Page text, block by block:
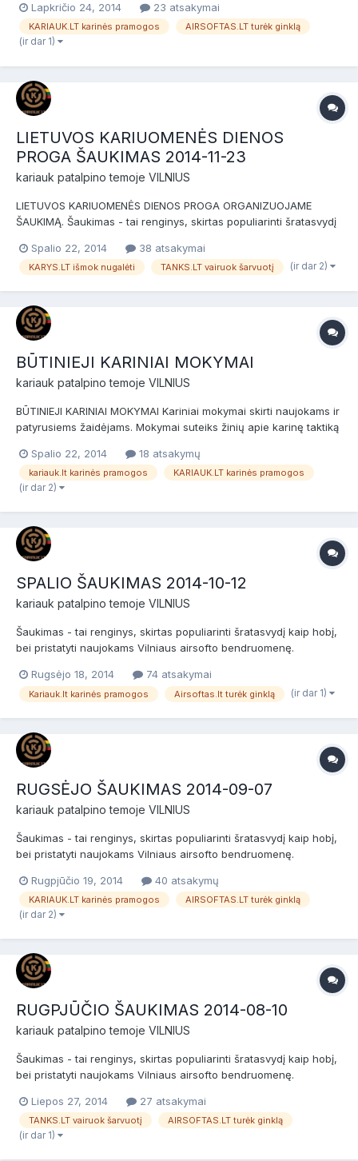
(nuomininkams) ir patyrusiems žaidėjams bei airsofto
komandoms. Prieš žaidimą bus NEMOKAMI dviejų valandų b...
Lapkričio 24, 2014 23 atsakymai
KARIAUK.LT karinės pramogos AIRSOFTAS.LT turėk ginklą
(ir dar 1)
LIETUVOS KARIUOMENĖS DIENOS
PROGA ŠAUKIMAS 2014-11-23
kariauk patalpino temoje VILNIUS
LIETUVOS KARIUOMENĖS DIENOS PROGA ORGANIZUOJAME
ŠAUKIMĄ. Šaukimas - tai renginys, skirtas populiarinti šratasvydį
bendruomenę. Šaukimas skirtas naujokams (nuomininkams) ir
patyrusiems žaidėjams bei airsofto komandoms. Prieš žaidimą
Spalio 22, 2014 38 atsakymai
KARYS.LT išmok nugalėti TANKS.LT vairuok šarvuotį (ir dar 2)
BŪTINIEJI KARINIAI MOKYMAI
kariauk patalpino temoje VILNIUS
BŪTINIEJI KARINIAI MOKYMAI Kariniai mokymai skirti naujokams ir
patyrusiems žaidėjams. Mokymai suteiks žinių apie karinę taktiką
ir jų vykdymui. Būtinieji kariniai mokymai. Data: 2014-11-16 (
sekmadienis ). Vieta: Kariauk.lt po...
Spalio 22, 2014 18 atsakymų
kariauk.lt karinės pramogos KARIAUK.LT karinės pramogos
(ir dar 2)
SPALIO ŠAUKIMAS 2014-10-12
kariauk patalpino temoje VILNIUS
Šaukimas - tai renginys, skirtas populiarinti šratasvydį kaip hobį,
bei pristatyti naujokams Vilniaus airsofto bendruomenę.
žaidėjams bei airsofto komandoms. Prieš žaidimą bus NEMOKAMI
dviejų valandų baziniai kariniai mokymai, po jų žaidimas...
Rugsėjo 18, 2014 74 atsakymai
Kariauk.lt karinės pramogos Airsoftas.lt turėk ginklą (ir dar 1)
RUGSĖJO ŠAUKIMAS 2014-09-07
kariauk patalpino temoje VILNIUS
Šaukimas - tai renginys, skirtas populiarinti šratasvydį kaip hobį,
bei pristatyti naujokams Vilniaus airsofto bendruomenę.
žaidėjams bei airsofto komandoms. Prieš žaidimą bus NEMOKAMI
dviejų valandų baziniai kariniai mokymai, po jų žaidimas...
Rugpjūčio 19, 2014 40 atsakymų
KARIAUK.LT karinės pramogos AIRSOFTAS.LT turėk ginklą
(ir dar 2)
RUGPJŪČIO ŠAUKIMAS 2014-08-10
kariauk patalpino temoje VILNIUS
Šaukimas - tai renginys, skirtas populiarinti šratasvydį kaip hobį,
bei pristatyti naujokams Vilniaus airsofto bendruomenę.
žaidėjams bei airsofto komandoms. Prieš žaidimą bus NEMOKAMI
dviejų valandų baziniai kariniai mokymai, po jų žaidimas...
Liepos 27, 2014 27 atsakymai
TANKS.LT vairuok šarvuotį AIRSOFTAS.LT turėk ginklą
(ir dar 1)